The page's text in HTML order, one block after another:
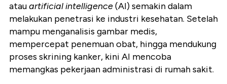
atauartificial intelligence(AI) semakin dalam
melakukan penetrasi ke industri kesehatan. Setelah
mampu menganalisis gambar medis,
mempercepat penemuan obat, hingga mendukung
proses skrining kanker, kini AI mencoba
memangkas pekerjaan administrasi di rumah sakit.